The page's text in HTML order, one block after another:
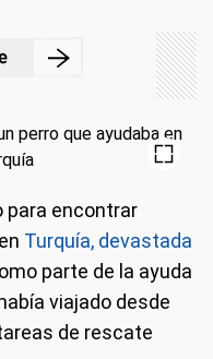
para encontrar
Turquía, devastada
parte de la ayuda
viajado desde
de rescate